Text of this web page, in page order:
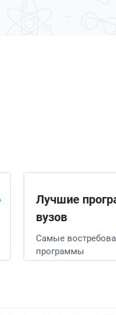
Лучшие
вузов
Самые
программы